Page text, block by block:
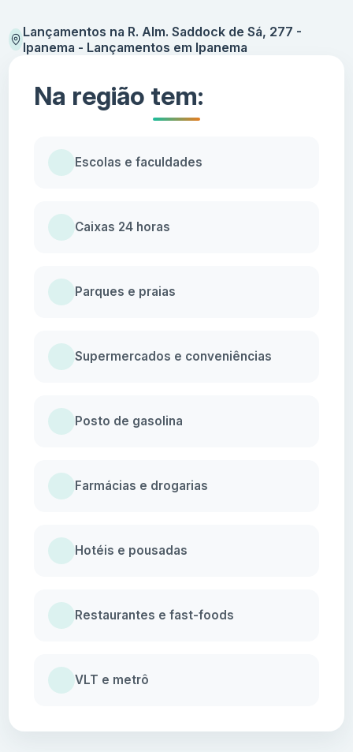
Lançamentos na R. Alm. Saddock de Sá, 277 -
Ipanema - Lançamentos em Ipanema
Na região tem:
Escolas e faculdades
Caixas 24 horas
Parques e praias
Supermercados e conveniências
Posto de gasolina
Farmácias e drogarias
Hotéis e pousadas
Restaurantes e fast-foods
VLT e metrô